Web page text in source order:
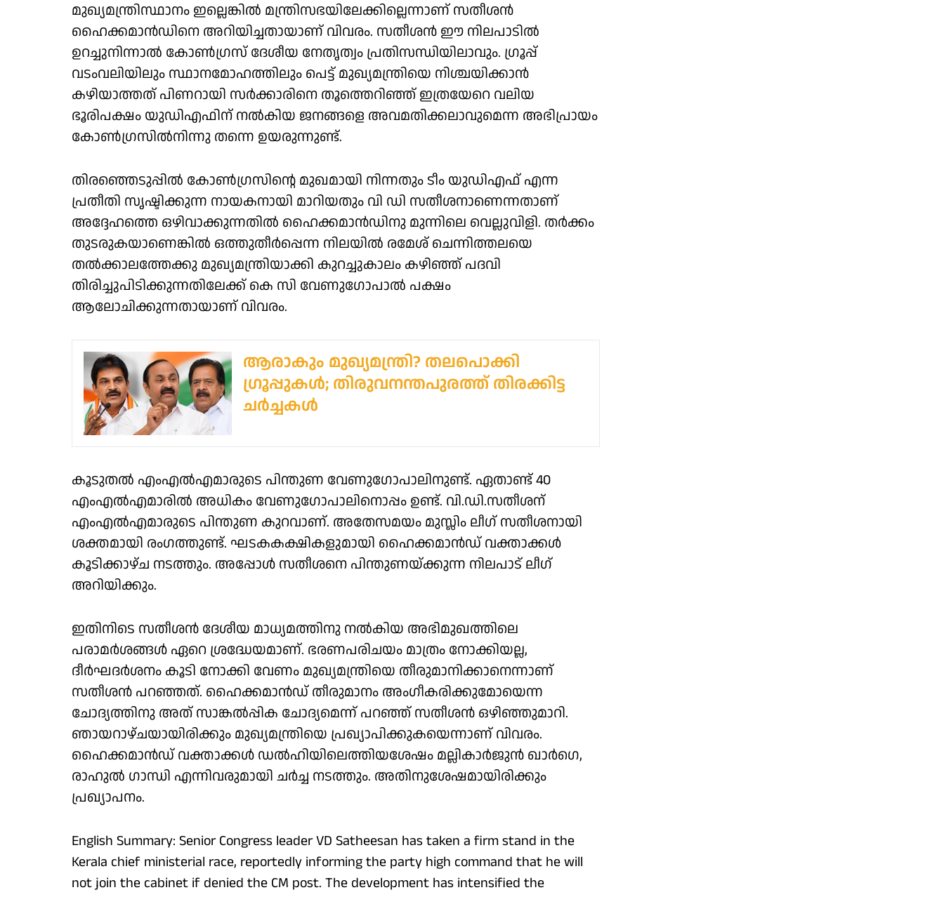
മുഖ്യമന്ത്രിസ്ഥാനം ഇല്ലെങ്കിൽ മന്ത്രിസഭയിലേക്കില്ലെന്നാണ് സതീശൻ
ഹൈക്കമാൻഡിനെ അറിയിച്ചതായാണ് വിവരം. സതീശൻ ഈ നിലപാടിൽ
ഉറച്ചുനിന്നാൽ കോൺഗ്രസ് ദേശീയ നേതൃത്വം പ്രതിസന്ധിയിലാവും. ഗ്രൂപ്പ്
വടംവലിയിലും സ്ഥാനമോഹത്തിലും പെട്ട് മുഖ്യമന്ത്രിയെ നിശ്ചയിക്കാൻ
കഴിയാത്തത് പിണറായി സർക്കാരിനെ തൂത്തെറിഞ്ഞ് ഇത്രയേറെ വലിയ
ഭൂരിപക്ഷം യുഡിഎഫിന് നൽകിയ ജനങ്ങളെ അവമതിക്കലാവുമെന്ന അഭിപ്രായം
കോൺഗ്രസിൽനിന്നു തന്നെ ഉയരുന്നുണ്ട്.
തിരഞ്ഞെടുപ്പിൽ കോൺഗ്രസിന്റെ മുഖമായി നിന്നതും ടീം യുഡിഎഫ് എന്ന
പ്രതീതി സൃഷ്ടിക്കുന്ന നായകനായി മാറിയതും വി ഡി സതീശനാണെന്നതാണ്
അദ്ദേഹത്തെ ഒഴിവാക്കുന്നതിൽ ഹൈക്കമാൻഡിനു മുന്നിലെ വെല്ലുവിളി. തർക്കം
തുടരുകയാണെങ്കിൽ ഒത്തുതീർപ്പെന്ന നിലയിൽ രമേശ് ചെന്നിത്തലയെ
തൽക്കാലത്തേക്കു മുഖ്യമന്ത്രിയാക്കി കുറച്ചുകാലം കഴിഞ്ഞ് പദവി
തിരിച്ചുപിടിക്കുന്നതിലേക്ക് കെ സി വേണുഗോപാൽ പക്ഷം
ആലോചിക്കുന്നതായാണ് വിവരം.
ആരാകും മുഖ്യമന്ത്രി? തലപൊക്കി
ഗ്രൂപ്പുകള്‍; തിരുവനന്തപുരത്ത് തിരക്കിട്ട
ചര്‍ച്ചകള്‍
കൂടുതൽ എംഎൽഎമാരുടെ പിന്തുണ വേണുഗോപാലിനുണ്ട്. ഏതാണ്ട് 40
എംഎൽഎമാരിൽ അധികം വേണുഗോപാലിനൊപ്പം ഉണ്ട്. വി.ഡി.സതീശന്
എംഎൽഎമാരുടെ പിന്തുണ കുറവാണ്. അതേസമയം മുസ്ലിം ലീഗ് സതീശനായി
ശക്തമായി രംഗത്തുണ്ട്. ഘടകകക്ഷികളുമായി ഹൈക്കമാൻഡ് വക്താക്കൾ
കൂടിക്കാഴ്ച നടത്തും. അപ്പോൾ സതീശനെ പിന്തുണയ്ക്കുന്ന നിലപാട് ലീഗ്
അറിയിക്കും.
ഇതിനിടെ സതീശൻ ദേശീയ മാധ്യമത്തിനു നൽകിയ അഭിമുഖത്തിലെ
പരാമർശങ്ങൾ ഏറെ ശ്രദ്ധേയമാണ്. ഭരണപരിചയം മാത്രം നോക്കിയല്ല,
ദീർഘദർശനം കൂടി നോക്കി വേണം മുഖ്യമന്ത്രിയെ തീരുമാനിക്കാനെന്നാണ്
സതീശൻ പറഞ്ഞത്. ഹൈക്കമാൻഡ് തീരുമാനം അംഗീകരിക്കുമോയെന്ന
ചോദ്യത്തിനു അത് സാങ്കൽപ്പിക ചോദ്യമെന്ന് പറഞ്ഞ് സതീശൻ ഒഴിഞ്ഞുമാറി.
ഞായറാഴ്ചയായിരിക്കും മുഖ്യമന്ത്രിയെ പ്രഖ്യാപിക്കുകയെന്നാണ് വിവരം.
ഹൈക്കമാൻഡ് വക്താക്കൾ ഡൽഹിയിലെത്തിയശേഷം മല്ലികാർജുൻ ഖാർഗെ,
രാഹുൽ ഗാന്ധി എന്നിവരുമായി ചർച്ച നടത്തും. അതിനുശേഷമായിരിക്കും
പ്രഖ്യാപനം.
English Summary: Senior Congress leader VD Satheesan has taken a firm stand in the
Kerala chief ministerial race, reportedly informing the party high command that he will
not join the cabinet if denied the CM post. The development has intensified the